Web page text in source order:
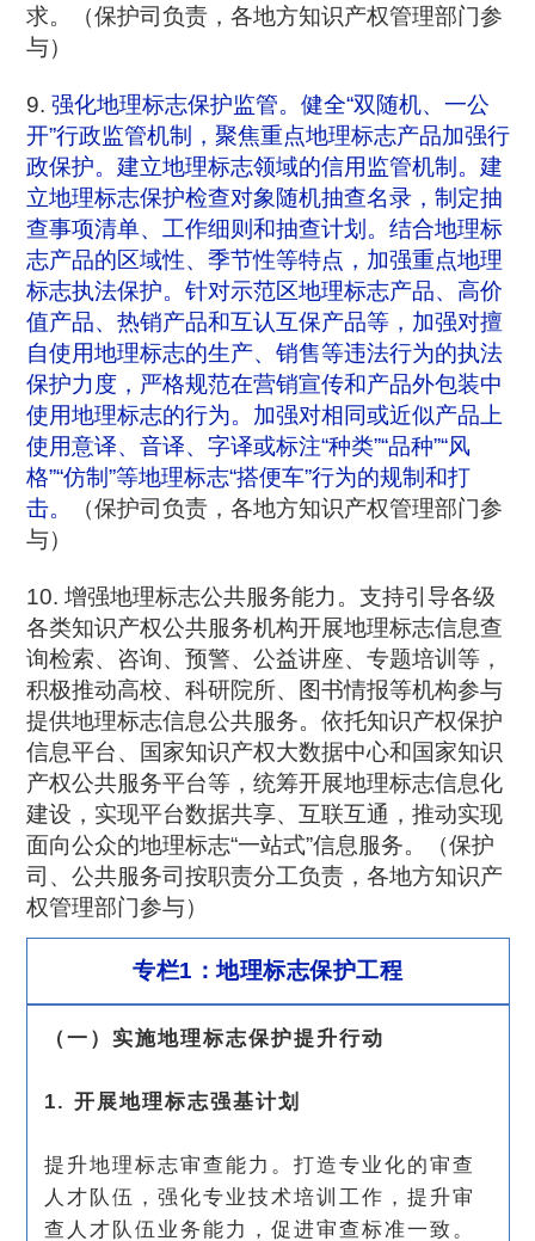
求。（保护司负责，各地方知识产权管理部门参
与）
9. 强化地理标志保护监管。健全“双随机、一公
开”行政监管机制，聚焦重点地理标志产品加强行
政保护。建立地理标志领域的信用监管机制。建
立地理标志保护检查对象随机抽查名录，制定抽
查事项清单、工作细则和抽查计划。结合地理标
志产品的区域性、季节性等特点，加强重点地理
标志执法保护。针对示范区地理标志产品、高价
值产品、热销产品和互认互保产品等，加强对擅
自使用地理标志的生产、销售等违法行为的执法
保护力度，严格规范在营销宣传和产品外包装中
使用地理标志的行为。加强对相同或近似产品上
使用意译、音译、字译或标注“种类”“品种”“风
格”“仿制”等地理标志“搭便车”行为的规制和打
击。
（保护司负责，各地方知识产权管理部门参
与）
10. 增强地理标志公共服务能力。支持引导各级
各类知识产权公共服务机构开展地理标志信息查
询检索、咨询、预警、公益讲座、专题培训等，
积极推动高校、科研院所、图书情报等机构参与
提供地理标志信息公共服务。依托知识产权保护
信息平台、国家知识产权大数据中心和国家知识
产权公共服务平台等，统筹开展地理标志信息化
建设，实现平台数据共享、互联互通，推动实现
面向公众的地理标志“一站式”信息服务。（保护
司、公共服务司按职责分工负责，各地方知识产
权管理部门参与）
专栏1：地理标志保护工程
（一）实施地理标志保护提升行动
1. 开展地理标志强基计划
提升地理标志审查能力。打造专业化的审查
人才队伍，强化专业技术培训工作，提升审
查人才队伍业务能力，促进审查标准一致。